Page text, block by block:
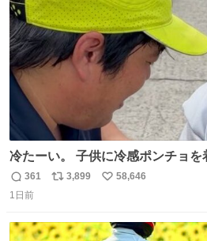
冷たーい。 子供に冷感ポンチョ
ぎで喜んでくれました。 こんな素
た山口県の恩師に感謝。
返
信
361
リ
ト
3,899
い
数
58,646
1日前